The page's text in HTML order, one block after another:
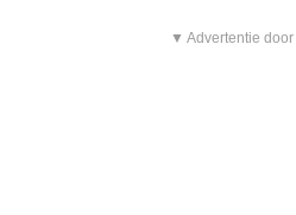
▼ Advertentie